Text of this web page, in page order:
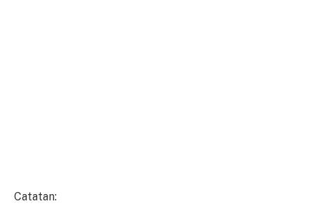
Catatan: